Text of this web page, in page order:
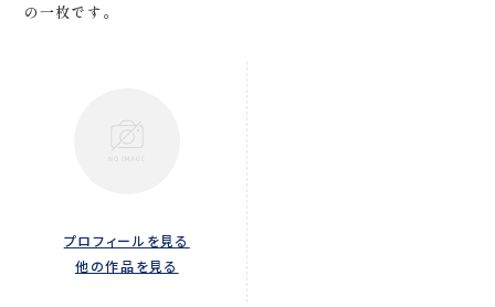
の一枚です。
プロフィールを見る
他の作品を見る